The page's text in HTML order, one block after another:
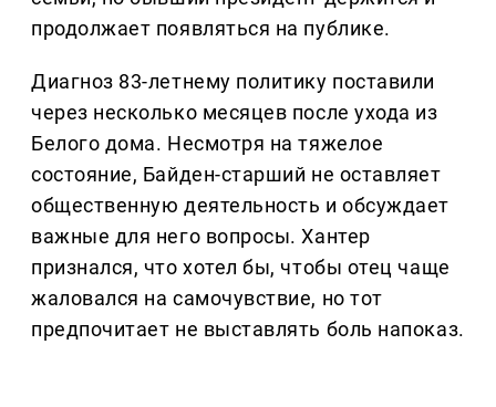
продолжает появляться на публике.
Диагноз 83-летнему политику поставили
через несколько месяцев после ухода из
Белого дома. Несмотря на тяжелое
состояние, Байден-старший не оставляет
общественную деятельность и обсуждает
важные для него вопросы. Хантер
признался, что хотел бы, чтобы отец чаще
жаловался на самочувствие, но тот
предпочитает не выставлять боль напоказ.